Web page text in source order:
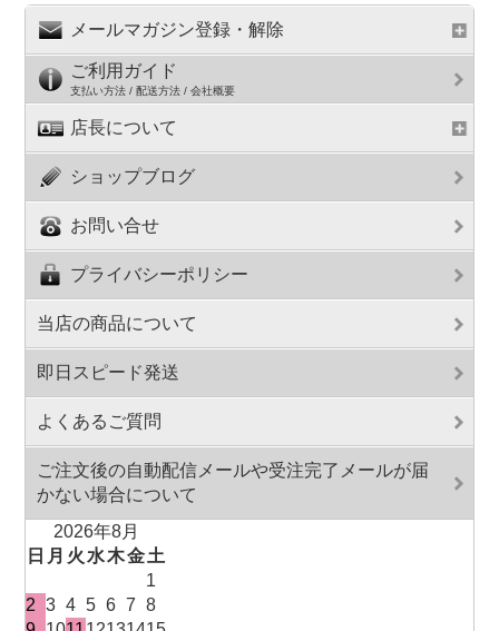
メールマガジン登録・解除
ご利用ガイド
支払い方法 / 配送方法 / 会社概要
店長について
ショップブログ
お問い合せ
プライバシーポリシー
当店の商品について
即日スピード発送
よくあるご質問
ご注文後の自動配信メールや受注完了メールが届
かない場合について
2026年8月
日 月 火 水木金土
1
2
3 4 5 6 7
8